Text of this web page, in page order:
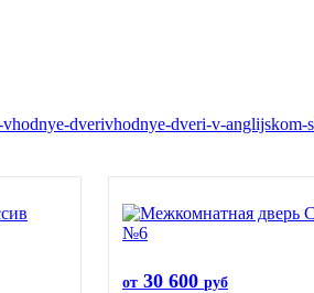
dverivhodnye-dveri-v-anglijskom-
от 30 600 руб